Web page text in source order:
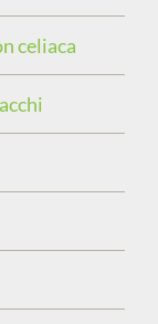
celiaca